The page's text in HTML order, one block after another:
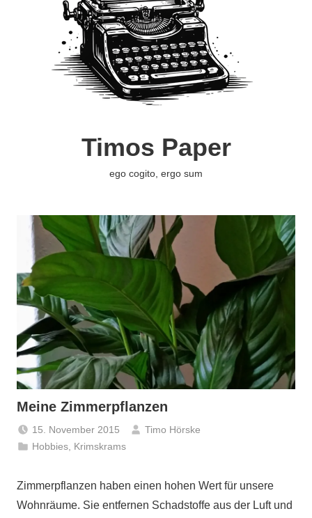
Timos Paper
ego cogito, ergo sum
Meine Zimmerpflanzen
15. November 2015
Timo Hörske
Hobbies, Krimskrams
Zimmerpflanzen haben einen hohen Wert für unsere
Wohnräume. Sie entfernen Schadstoffe aus der Luft und